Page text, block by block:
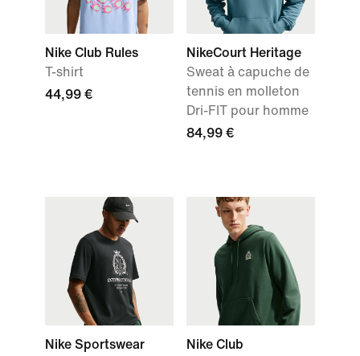
Nike Club Rules
T-shirt
44,99 €
NikeCourt Heritage
Sweat à capuche de
tennis en molleton
Dri-FIT pour homme
84,99 €
Nike Sportswear
Nike Club